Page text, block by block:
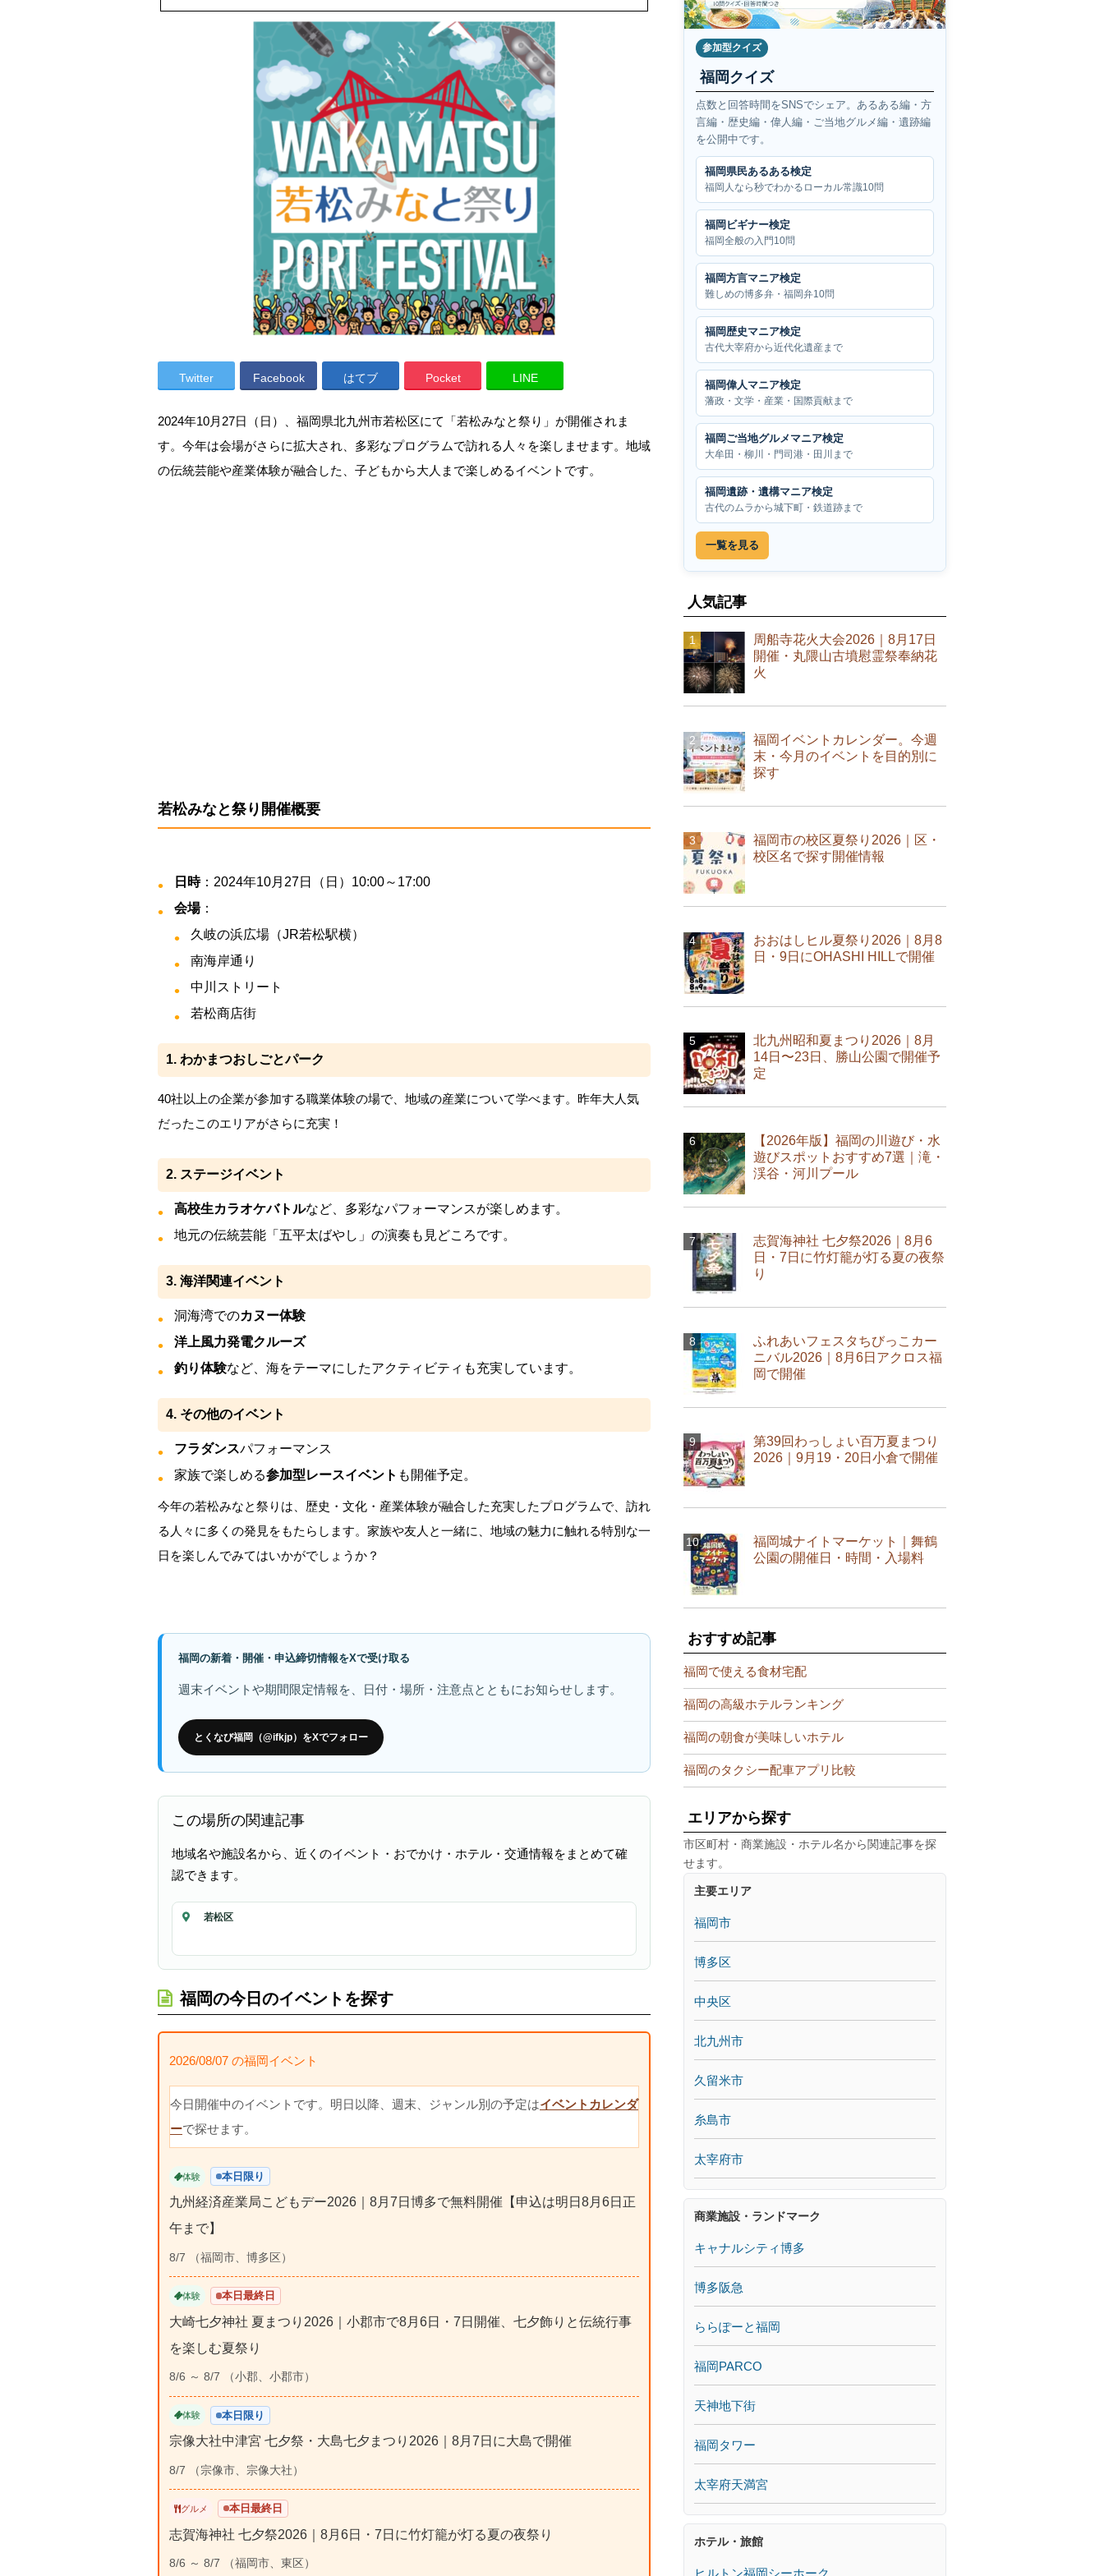
Twitter Facebook はてブ Pocket LINE
2024年10月27日（日）、福岡県北九州市若松区にて「若松みなと祭り」が開催されま
す。今年は会場がさらに拡大され、多彩なプログラムで訪れる人々を楽しませます。地域
の伝統芸能や産業体験が融合した、子どもから大人まで楽しめるイベントです。
若松みなと祭り開催概要
日時：2024年10月27日（日）10:00～17:00
会場：
久岐の浜広場（JR若松駅横）
南海岸通り
中川ストリート
若松商店街
1. わかまつおしごとパーク
40社以上の企業が参加する職業体験の場で、地域の産業について学べます。昨年大人気
だったこのエリアがさらに充実！
2. ステージイベント
高校生カラオケバトルなど、多彩なパフォーマンスが楽しめます。
地元の伝統芸能「五平太ばやし」の演奏も見どころです。
3. 海洋関連イベント
洞海湾でのカヌー体験
洋上風力発電クルーズ
釣り体験など、海をテーマにしたアクティビティも充実しています。
4. その他のイベント
フラダンスパフォーマンス
家族で楽しめる参加型レースイベント も開催予定。
今年の若松みなと祭りは、歴史・文化・産業体験が融合した充実したプログラムで、訪れ
る人々に多くの発見をもたらします。家族や友人と一緒に、地域の魅力に触れる特別な一
日を楽しんでみてはいかがでしょうか？
福岡の新着・開催・申込締切情報をXで受け取る
週末イベントや期間限定情報を、日付・場所・注意点とともにお知らせします。
とくなび福岡（@ifkjp）をXでフォロー
この場所の関連記事
地域名や施設名から、近くのイベント・おでかけ・ホテル・交通情報をまとめて確
認できます。
若松区
福岡の今日のイベントを探す
2026/08/07 の福岡イベント
今日開催中のイベントです。明日以降、週末、ジャンル別の予定はイベントカレンダ
ーで探せます。
体験 本日限り
九州経済産業局こどもデー2026｜8月7日博多で無料開催【申込は明日8月6日正
午まで】
8/7 （福岡市、博多区）
体験 本日最終日
大崎七夕神社 夏まつり2026｜小郡市で8月6日・7日開催、七夕飾りと伝統行事
を楽しむ夏祭り
8/6 ～ 8/7 （小郡、小郡市）
体験 本日限り
宗像大社中津宮 七夕祭・大島七夕まつり2026｜8月7日に大島で開催
8/7 （宗像市、宗像大社）
グルメ 本日最終日
志賀海神社 七夕祭2026｜8月6日・7日に竹灯籠が灯る夏の夜祭り
8/6 ～ 8/7 （福岡市、東区）
参加型クイズ
福岡クイズ
点数と回答時間をSNSでシェア。あるある編・方
言編・歴史編・偉人編・ご当地グルメ編・遺跡編
を公開中です。
福岡県民あるある検定
福岡人なら秒でわかるローカル常識10問
福岡ビギナー検定
福岡全般の入門10問
福岡方言マニア検定
難しめの博多弁・福岡弁10問
福岡歴史マニア検定
古代大宰府から近代化遺産まで
福岡偉人マニア検定
藩政・文学・産業・国際貢献まで
福岡ご当地グルメマニア検定
大牟田・柳川・門司港・田川まで
福岡遺跡・遺構マニア検定
古代のムラから城下町・鉄道跡まで
一覧を見る
人気記事
周船寺花火大会2026｜8月17日
開催・丸隈山古墳慰霊祭奉納花
火
福岡イベントカレンダー。今週
末・今月のイベントを目的別に
探す
福岡市の校区夏祭り2026｜区・
校区名で探す開催情報
おおはしヒル夏祭り2026｜8月8
日・9日にOHASHI HILLで開催
北九州昭和夏まつり2026｜8月
14日〜23日、勝山公園で開催予
定
【2026年版】福岡の川遊び・水
遊びスポットおすすめ7選｜滝・
渓谷・河川プール
志賀海神社 七夕祭2026｜8月6
日・7日に竹灯籠が灯る夏の夜祭
り
ふれあいフェスタちびっこカー
ニバル2026｜8月6日アクロス福
岡で開催
第39回わっしょい百万夏まつり
2026｜9月19・20日小倉で開催
福岡城ナイトマーケット｜舞鶴
公園の開催日・時間・入場料
おすすめ記事
福岡で使える食材宅配
福岡の高級ホテルランキング
福岡の朝食が美味しいホテル
福岡のタクシー配車アプリ比較
エリアから探す
市区町村・商業施設・ホテル名から関連記事を探
せます。
主要エリア
福岡市
博多区
中央区
北九州市
久留米市
糸島市
太宰府市
商業施設・ランドマーク
キャナルシティ博多
博多阪急
ららぽーと福岡
福岡PARCO
天神地下街
福岡タワー
太宰府天満宮
ホテル・旅館
ヒルトン福岡シーホーク